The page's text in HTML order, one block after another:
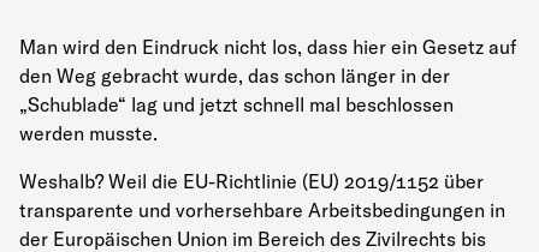
Man wird den Eindruck nicht los, dass hier ein Gesetz auf
den Weg gebracht wurde, das schon länger in der
„Schublade“ lag und jetzt schnell mal beschlossen
werden musste.
Weshalb? Weil die EU-Richtlinie (EU) 2019/1152 über
transparente und vorhersehbare Arbeitsbedingungen in
der Europäischen Union im Bereich des Zivilrechts bis